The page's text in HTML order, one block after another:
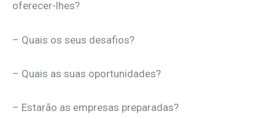
oferecer-lhes?
– Quais os seus desafios?
– Quais as suas oportunidades?
– Estarão as empresas preparadas?